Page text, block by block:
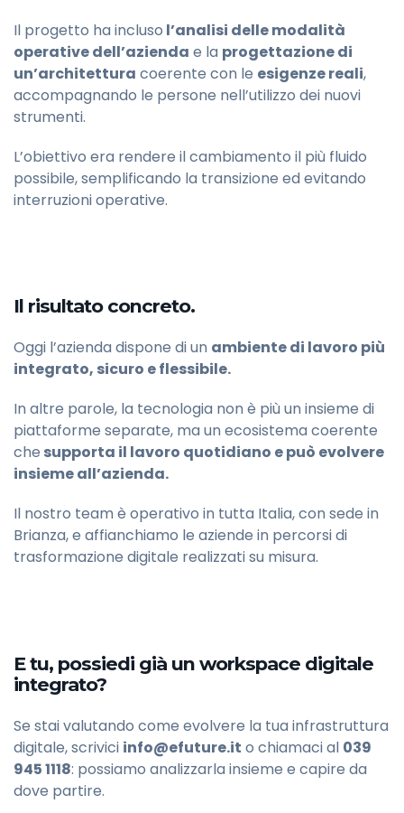
Il progetto ha incluso l’analisi delle modalità
operative dell’azienda e la progettazione di
un’architettura coerente con le esigenze reali,
accompagnando le persone nell’utilizzo dei nuovi
strumenti.
L’obiettivo era rendere il cambiamento il più fluido
possibile, semplificando la transizione ed evitando
interruzioni operative.
Il risultato concreto.
Oggi l’azienda dispone di un ambiente di lavoro più
integrato, sicuro e flessibile.
In altre parole, la tecnologia non è più un insieme di
piattaforme separate, ma un ecosistema coerente
che supporta il lavoro quotidiano e può evolvere
insieme all’azienda.
Il nostro team è operativo in tutta Italia, con sede in
Brianza, e affianchiamo le aziende in percorsi di
trasformazione digitale realizzati su misura.
E tu, possiedi già un workspace digitale
integrato?
Se stai valutando come evolvere la tua infrastruttura
digitale, scrivici info@efuture.it o chiamaci al 039
945 1118: possiamo analizzarla insieme e capire da
dove partire.